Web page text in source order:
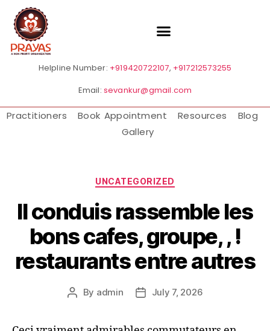
Helpline Number: +919420722107, +917212573255
Email: sevankur@gmail.com
Practitioners Book Appointment Resources
Blog
Gallery
UNCATEGORIZED
Il conduis rassemble les
bons cafes, groupe, , !
restaurants entre autres
By admin July 7, 2026